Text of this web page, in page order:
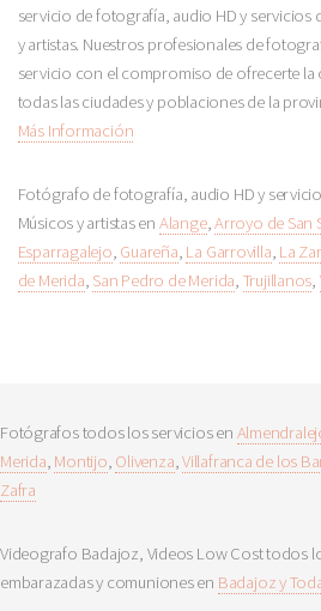
servicio de fotografía, audio HD y servicios
y artistas. Nuestros profesionales de
servicio con el compromiso de ofrecerte la
todas las ciudades y poblaciones de la
Más Información
Fotógrafo de fotografía, audio HD y
Músicos y artistas en Alange,Arroyo de San
Esparragalejo, Guareña, La Garrovilla, La
de Merida, San Pedro de Merida, Trujillanos,
Fotógrafos todos los servicios en
Merida, Montijo, Olivenza,Villafranca de los
Zafra
Videografo Badajoz, Videos Low Cost todos
embarazadas y comuniones en Badajoz y